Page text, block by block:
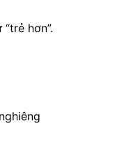
hơn”.